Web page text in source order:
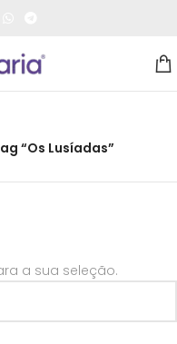
“Os Lusíadas”
a sua seleção.